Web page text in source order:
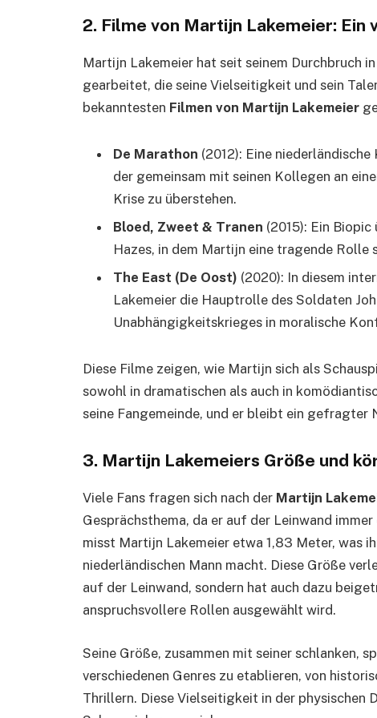
2. Filme von Martijn Lakemeier:
Martijn Lakemeier hat seit seinem Durchbruch in
gearbeitet, die seine Vielseitigkeit und sein
bekanntesten Filmen von Martijn Lakemeier
De Marathon (2012): Eine
der gemeinsam mit seinen Kollegen an
Krise zu überstehen.
Bloed, Zweet & Tranen (2015): Ein
Hazes, in dem Martijn eine tragende Rolle
The East (De Oost) (2020): In diesem
Lakemeier die Hauptrolle des Soldaten
Unabhängigkeitskrieges in moralische
Diese Filme zeigen, wie Martijn sich als
sowohl in dramatischen als auch in
seine Fangemeinde, und er bleibt ein gefragter
3. Martijn Lakemeiers Größe und
Viele Fans fragen sich nach der Martijn
Gesprächsthema, da er auf der Leinwand immer
misst Martijn Lakemeier etwa 1,83 Meter, was
niederländischen Mann macht. Diese Größe
auf der Leinwand, sondern hat auch dazu
anspruchsvollere Rollen ausgewählt wird.
Seine Größe, zusammen mit seiner schlanken,
verschiedenen Genres zu etablieren, von
Thrillern. Diese Vielseitigkeit in der physischen